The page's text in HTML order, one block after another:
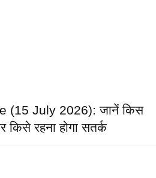
(15 July 2026): जानें किस
किसे रहना होगा सतर्क